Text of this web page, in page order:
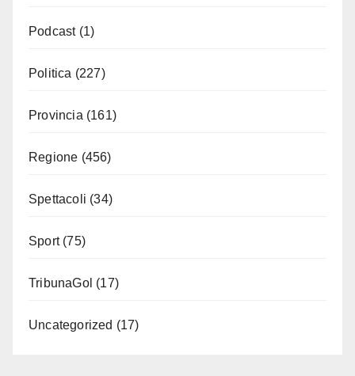
Podcast(1)
Politica (227)
Provincia (161)
Regione (456)
Spettacoli (34)
Sport(75)
TribunaGol (17)
Uncategorized (17)